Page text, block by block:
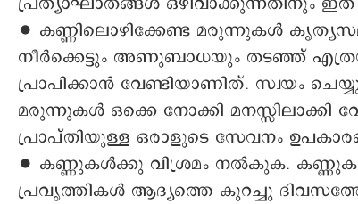
∙ കണ്ണിലൊഴിക്കേണ്ട മരുന്നുകൾ
നീർക്കെട്ടും അണുബാധയും തടഞ്ഞ്
പ്രാപിക്കാൻ വേണ്ടിയാണിത്. സ്വയം
മരുന്നുകൾ ഒക്കെ നോക്കി മനസ്സിലാക്കി
പ്രാപ്തിയുള്ള ഒരാളുടെ സേവനം
∙ കണ്ണുകൾക്കു വിശ്രമം നൽകുക.
പ്രവ‍ൃത്തികൾ ആദ്യത്തെ കുറച്ചു